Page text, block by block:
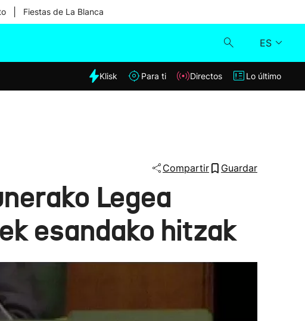
Fiestas de La Blanca
ES
Klisk
Klisk Para ti Directos Lo último
Compartir Guardar
Legea
esandako hitzak